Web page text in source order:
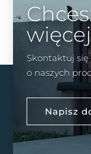
Skontaktuj
o naszych
Napisz